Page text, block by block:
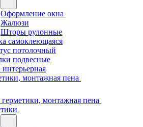
Оформление окна
Жалюзи
Шторы рулонные
самоклеющаяся
потолочный
подвесные
интерьерная
монтажная пена
монтажная пена